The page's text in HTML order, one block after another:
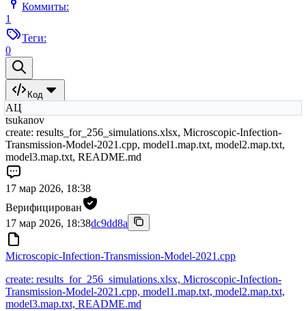
Коммиты:
1
Теги:
0
Код
АЦ
tsukanov
create: results_for_256_simulations.xlsx, Microscopic-Infection-
Transmission-Model-2021.cpp, model1.map.txt, model2.map.txt,
model3.map.txt, README.md
17 мар 2026, 18:38
Верифицирован
17 мар 2026, 18:38dc9dd8a
Microscopic-Infection-Transmission-Model-2021.cpp
create: results_for_256_simulations.xlsx, Microscopic-Infection-
Transmission-Model-2021.cpp, model1.map.txt, model2.map.txt,
model3.map.txt, README.md